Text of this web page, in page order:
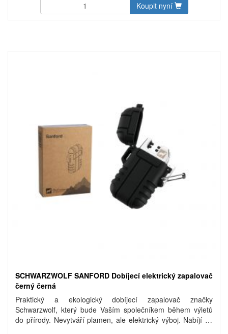
Koupit nyní
SCHWARZWOLF SANFORD Dobíjecí elektrický zapalovač
černý černá
Praktický a ekologický dobíjecí zapalovač značky
Schwarzwolf, který bude Vaším společníkem během výletů
do přírody. Nevytváří plamen, ale elektrický výboj. Nabíjí se